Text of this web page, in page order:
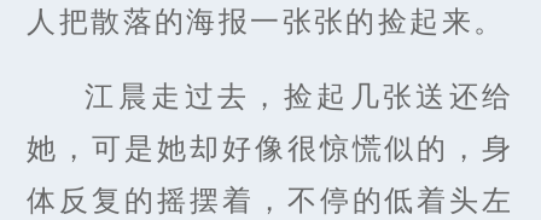
人把散落的海报一张张的捡起来。
江晨走过去，捡起几张送还给
她，可是她却好像很惊慌似的，身
体反复的摇摆着，不停的低着头左